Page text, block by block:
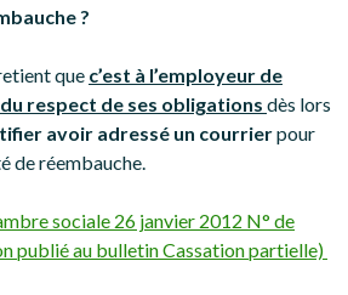
?
que c’est à l’employeur de
respect de ses obligations dès lors
avoir adressé un courrierpour
de réembauche.
sociale 26 janvier 2012 N° de
publié au bulletin Cassation partielle)